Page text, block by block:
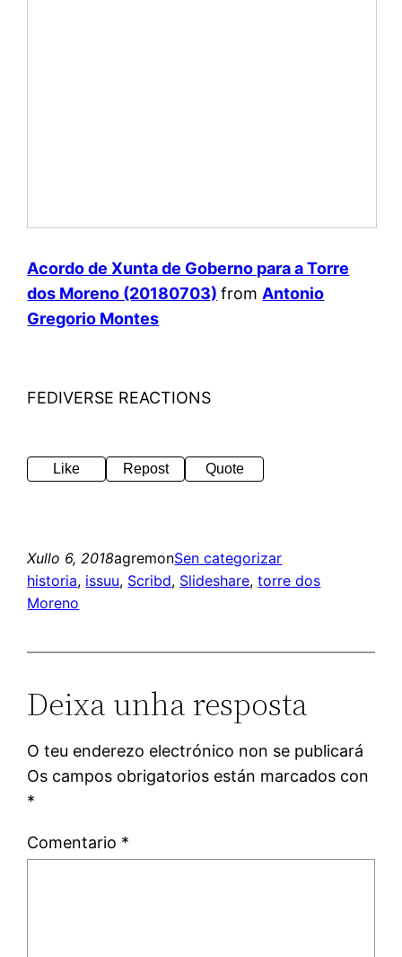
Acordo de Xunta de Goberno para a Torre
dos Moreno (20180703) from Antonio
Gregorio Montes
FEDIVERSE REACTIONS
Like Repost Quote
Xullo 6, 2018agremonSen categorizar
historia, issuu, Scribd, Slideshare, torre dos
Moreno
Deixa unha resposta
O teu enderezo electrónico non se publicará
Os campos obrigatorios están marcados con
*
Comentario *